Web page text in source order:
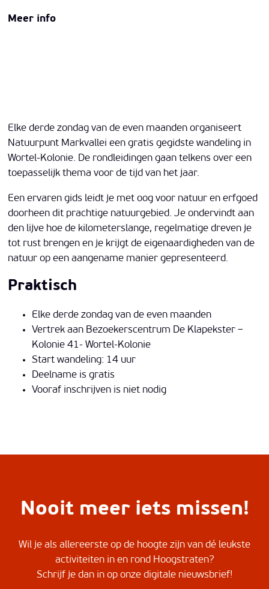
Meer info
Elke derde zondag van de even maanden organiseert
Natuurpunt Markvallei een gratis gegidste wandeling in
Wortel-Kolonie. De rondleidingen gaan telkens over een
toepasselijk thema voor de tijd van het jaar.
Een ervaren gids leidt je met oog voor natuur en erfgoed
doorheen dit prachtige natuurgebied. Je ondervindt aan
den lijve hoe de kilometerslange, regelmatige dreven je
tot rust brengen en je krijgt de eigenaardigheden van de
natuur op een aangename manier gepresenteerd.
Praktisch
Elke derde zondag van de even maanden
Vertrek aan Bezoekerscentrum De Klapekster –
Kolonie 41- Wortel-Kolonie
Start wandeling: 14 uur
Deelname is gratis
Vooraf inschrijven is niet nodig
Nooit meer iets missen!
Wil je als allereerste op de hoogte zijn van dé leukste
activiteiten in en rond Hoogstraten?
Schrijf je dan in op onze digitale nieuwsbrief!